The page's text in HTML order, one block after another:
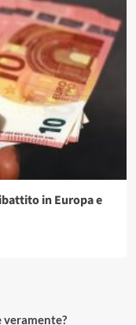
in Europa e